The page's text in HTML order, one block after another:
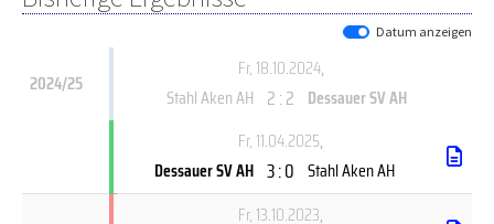
Datum anzeigen
2024/25
Fr, 18.10.2024,
Stahl Aken AH 2 : 2 Dessauer SV AH
Fr, 11.04.2025,
Dessauer SV AH 3 : 0 Stahl Aken AH
Fr, 13.10.2023,